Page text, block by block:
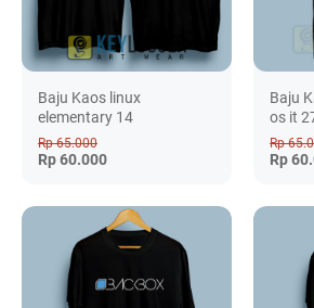
Baju Kaos linux
elementary 14
Rp 65.000
Rp 60.000
Baju
os it
Rp
Rp